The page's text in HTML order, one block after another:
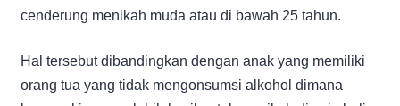
cenderung menikah muda atau di bawah 25 tahun.
Hal tersebut dibandingkan dengan anak yang memiliki
orang tua yang tidak mengonsumsi alkohol dimana